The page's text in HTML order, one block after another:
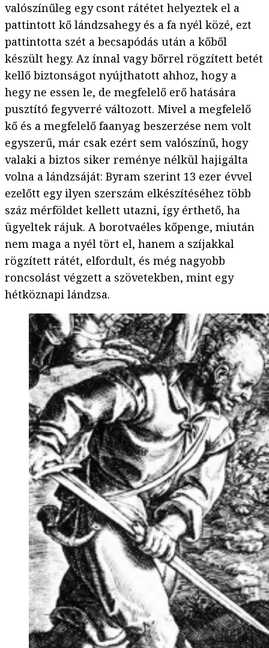
valószínűleg egy csont rátétet helyeztek el a
pattintott kő lándzsahegy és a fa nyél közé, ezt
pattintotta szét a becsapódás után a kőből
készült hegy. Az ínnal vagy bőrrel rögzített betét
kellő biztonságot nyújthatott ahhoz, hogy a
hegy ne essen le, de megfelelő erő hatására
pusztító fegyverré változott. Mivel a megfelelő
kő és a megfelelő faanyag beszerzése nem volt
egyszerű, már csak ezért sem valószínű, hogy
valaki a biztos siker reménye nélkül hajigálta
volna a lándzsáját: Byram szerint 13 ezer évvel
ezelőtt egy ilyen szerszám elkészítéséhez több
száz mérföldet kellett utazni, így érthető, ha
ügyeltek rájuk. A borotvaéles kőpenge, miután
nem maga a nyél tört el, hanem a szíjakkal
rögzített rátét, elfordult, és még nagyobb
roncsolást végzett a szövetekben, mint egy
hétköznapi lándzsa.